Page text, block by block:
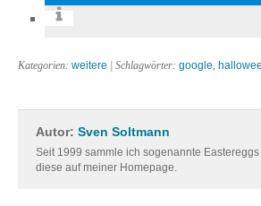
Kategorien: weitere | Schlagwörter: google,
Autor: Sven Soltmann
Seit 1999 sammle ich sogenannte
diese auf meiner Homepage.